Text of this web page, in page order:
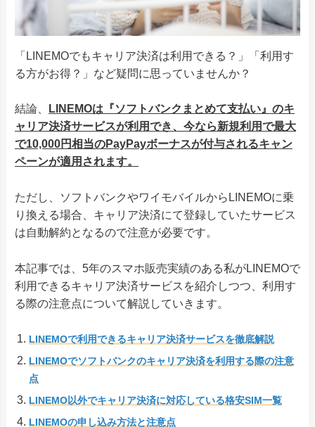
「LINEMOでもキャリア決済は利用できる？」「利用す
る方がお得？」など疑問に思っていませんか？
結論、
LINEMOは『ソフトバンクまとめて支払い』のキ
ャリア決済サービスが利用でき、今なら新規利用で最大
で10,000円相当のPayPayボーナスが付与されるキャン
ペーンが適用されます。
ただし、ソフトバンクやワイモバイルからLINEMOに乗
り換える場合、キャリア決済にて登録していたサービス
は自動解約となるので注意が必要です。
本記事では、5年のスマホ販売実績のある私がLINEMOで
利用できるキャリア決済サービスを紹介しつつ、利用す
る際の注意点について解説していきます。
LINEMOで利用できるキャリア決済サービスを徹底解説
LINEMOでソフトバンクのキャリア決済を利用する際の注意
点
LINEMO以外でキャリア決済に対応している格安SIM一覧
LINEMOの申し込み方法と注意点